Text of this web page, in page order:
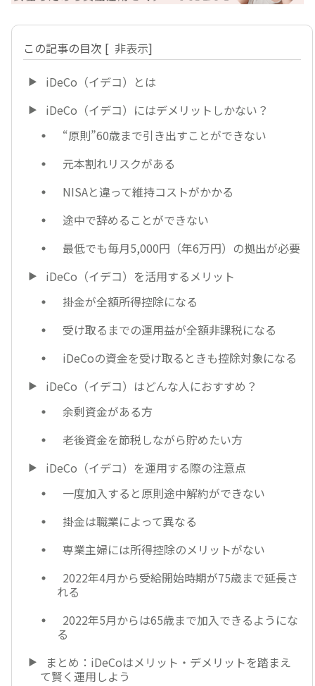
この記事の目次 [ 非表示]
iDeCo（イデコ）とは
iDeCo（イデコ）にはデメリットしかない？
“原則”60歳まで引き出すことができない
元本割れリスクがある
NISAと違って維持コストがかかる
途中で辞めることができない
最低でも毎月5,000円（年6万円）の拠出が必要
iDeCo（イデコ）を活用するメリット
掛金が全額所得控除になる
受け取るまでの運用益が全額非課税になる
iDeCoの資金を受け取るときも控除対象になる
iDeCo（イデコ）はどんな人におすすめ？
余剰資金がある方
老後資金を節税しながら貯めたい方
iDeCo（イデコ）を運用する際の注意点
一度加入すると原則途中解約ができない
掛金は職業によって異なる
専業主婦には所得控除のメリットがない
2022年4月から受給開始時期が75歳まで延長さ
れる
2022年5月からは65歳まで加入できるようにな
る
まとめ：iDeCoはメリット・デメリットを踏まえ
て賢く運用しよう